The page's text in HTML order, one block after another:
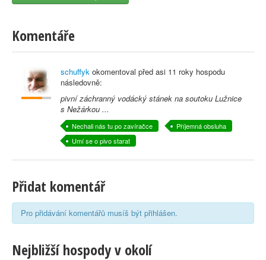
Komentáře
schuffyk okomentoval před asi 11 roky hospodu
následovně:
pivní záchranný vodácký stánek na soutoku Lužnice
s Nežárkou ...
Nechali nás tu po zavíračce
Příjemná obsluha
Umí se o pivo starat
Přidat komentář
Pro přidávání komentářů musíš být přihlášen.
Nejbližší hospody v okolí